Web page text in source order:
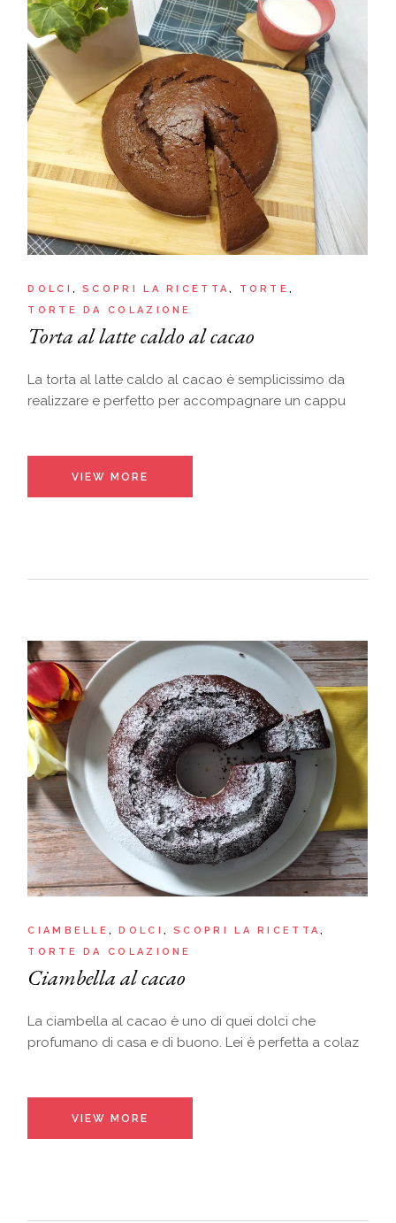
DOLCI SCOPRI LA RICETTA
TORTE
TORTE DA COLAZIONE
Torta al latte caldo al cacao
La torta al latte caldo al cacao è semplicissimo da
realizzare e perfetto per accompagnare un cappu
VIEW MORE
CIAMBELLE DOLCI
SCOPRI LA RICETTA
TORTE DA COLAZIONE
Ciambella al cacao
La ciambella al cacao è uno di quei dolci che
profumano di casa e di buono. Lei è perfetta a colaz
VIEW MORE